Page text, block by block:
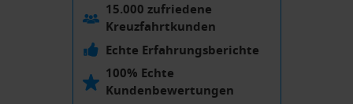
15.000 zufriedene
Kreuzfahrtkunden
Echte Erfahrungsberichte
100% Echte
Kundenbewertungen